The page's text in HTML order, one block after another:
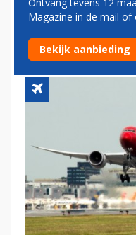
AIRLINE'
Magazine in de mail of
Bekijk aanbieding